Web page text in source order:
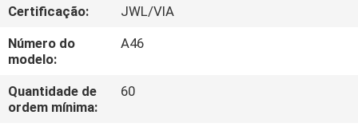
EXCURSÃO
DA
FÁBRICA
Certificação:
JWL/VIA
Número do
modelo:
A46
Quantidade de
ordem mínima:
60